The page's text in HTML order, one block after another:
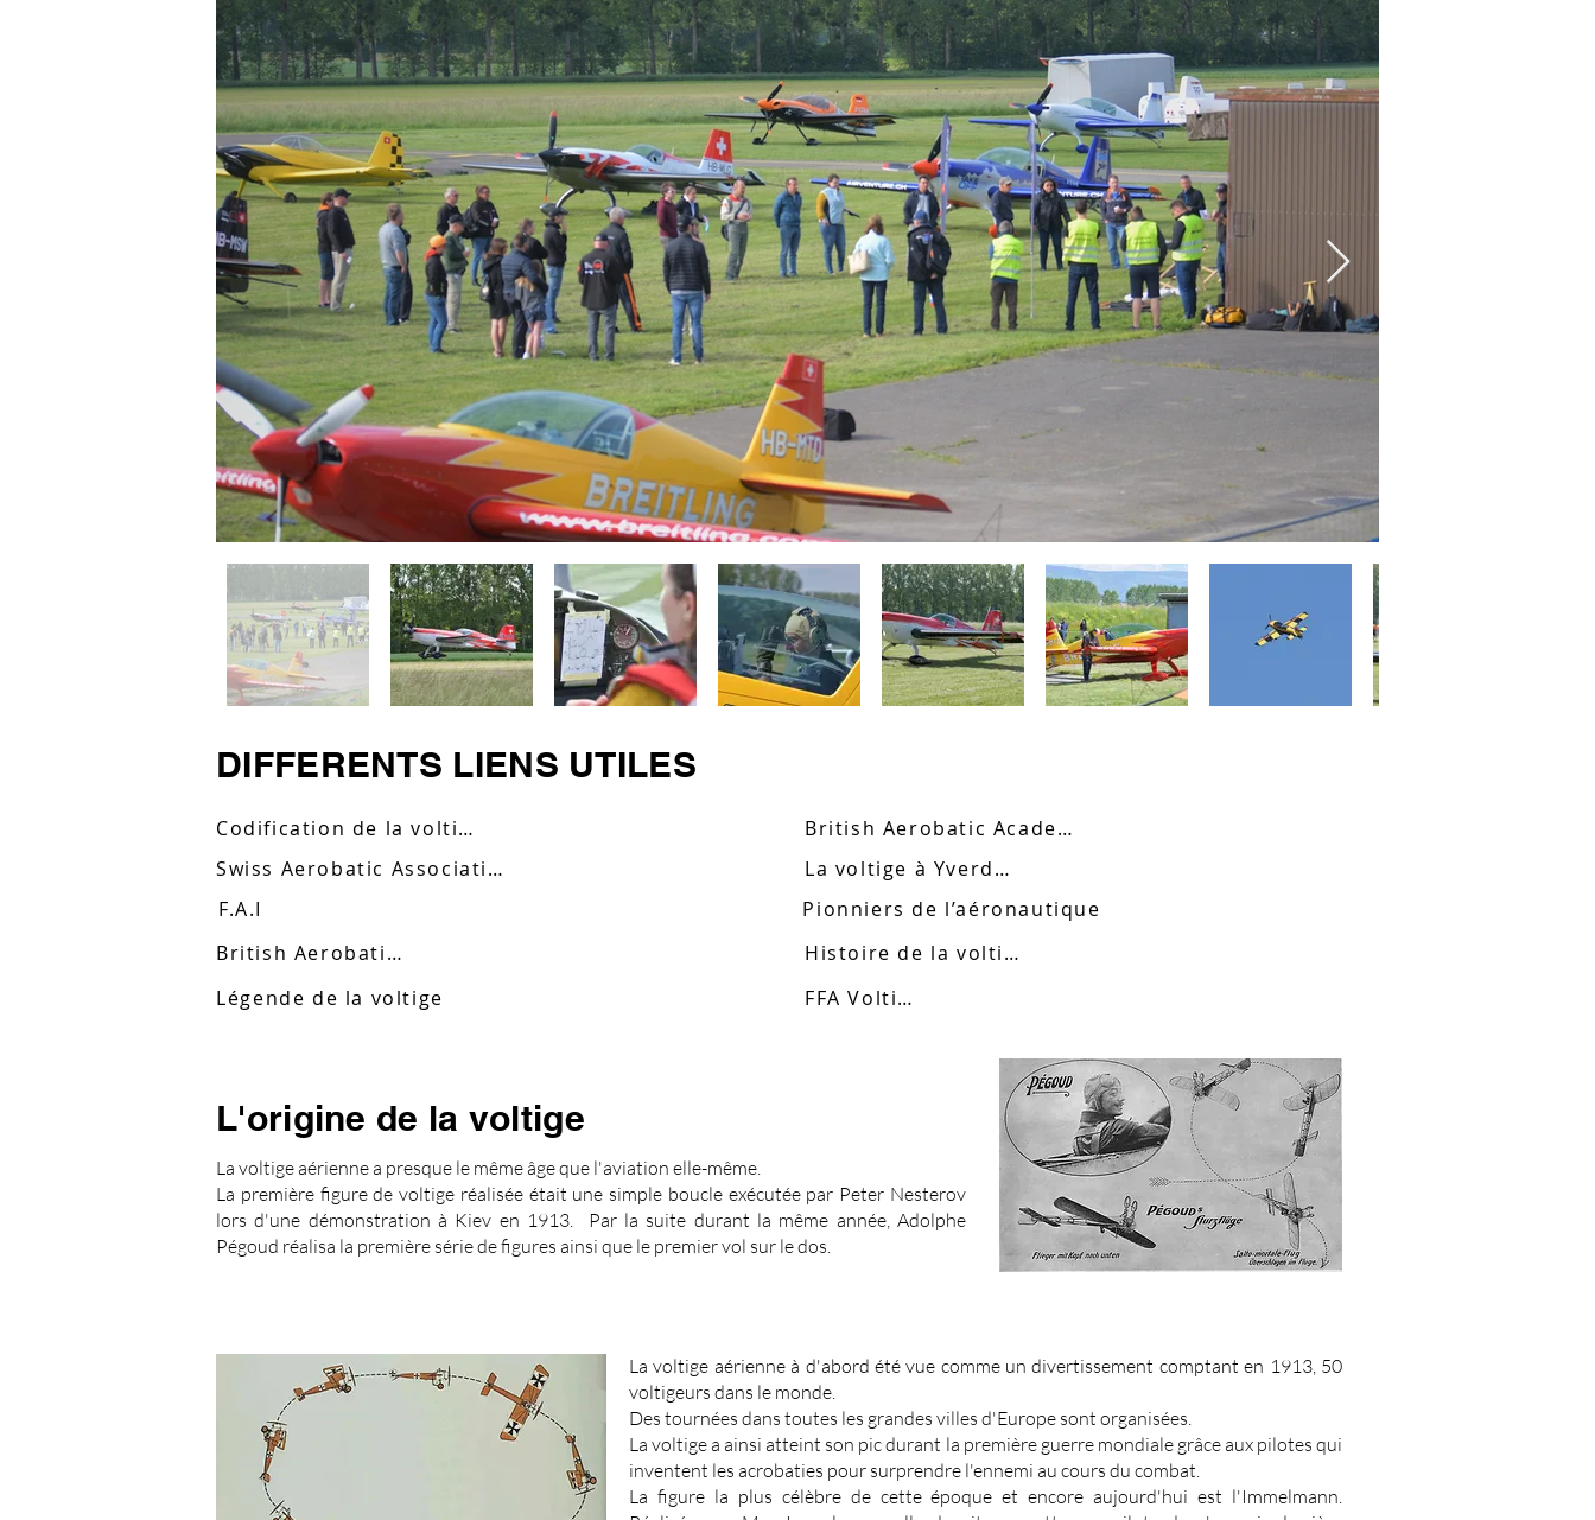
DIFFERENTS LIENS UTILES
Codification de la voltige
Swiss Aerobatic Association
F.A.I
British Aerobatics
Légende de la voltige
British Aerobatic Academy
La voltige à Yverdon
Pionniers de l’aéronautique
Histoire de la voltige
FFA Voltige
L'origine de la voltige
La voltige aérienne a presque le même âge que l'aviation elle-même.
La première figure de voltige réalisée était une simple boucle exécutée par Peter Nesterov
lors d'une démonstration à Kiev en 1913. Par la suite durant la même année, Adolphe
Pégoud réalisa la première série de figures ainsi que le premier vol sur le dos.
La voltige aérienne à d'abord été vue comme un divertissement comptant en 1913, 50
voltigeurs dans le monde.
Des tournées dans toutes les grandes villes d'Europe sont organisées.
La voltige a ainsi atteint son pic durant la première guerre mondiale grâce aux pilotes qui
inventent les acrobaties pour surprendre l'ennemi au cours du combat.
La figure la plus célèbre de cette époque et encore aujourd'hui est l'Immelmann.